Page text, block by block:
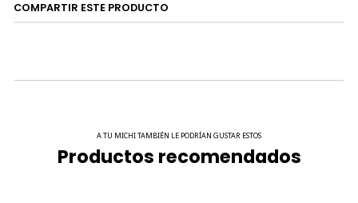
Banda ajustable con velcro, diseñada para
lucen elegantes.
COMPARTIR ESTE PRODUCTO
A TU MICHI TAMBIÉN LE PODRÍAN GUSTAR ESTOS
Productos recomendados